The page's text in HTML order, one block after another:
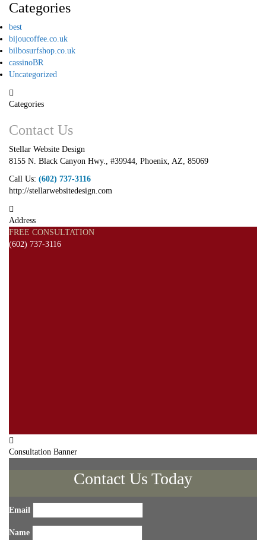
Categories
best
bijoucoffee.co.uk
bilbosurfshop.co.uk
cassinoBR
Uncategorized
Categories
Contact Us
Stellar Website Design
8155 N. Black Canyon Hwy., #39944 Phoenix AZ 85069
Call Us: (602) 737-3116
http://stellarwebsitedesign.com
Address
FREE CONSULTATION
(602) 737-3116
Consultation Banner
Contact Us Today
Email
Name